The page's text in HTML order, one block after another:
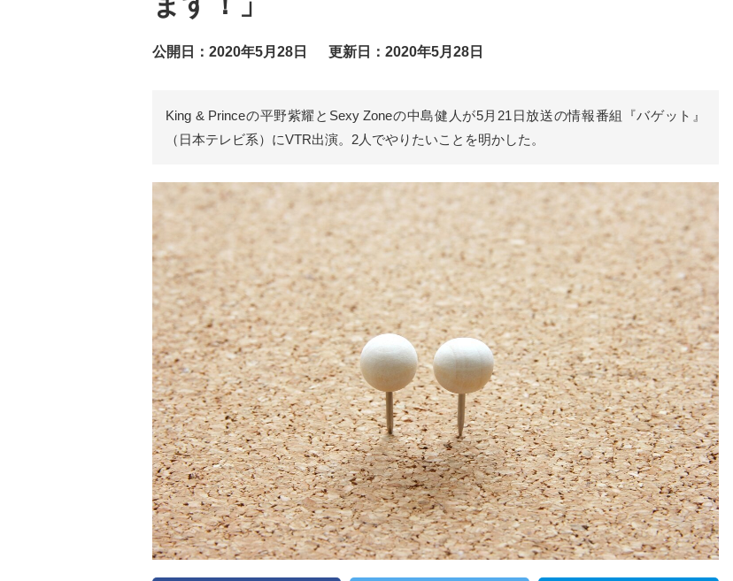
公開日：2020年5月28日 更新日：2020年5月28日
King & Princeの平野紫耀とSexy Zoneの中島健人が5月21日放送の情報番組『バゲット』
（日本テレビ系）にVTR出演。2人でやりたいことを明かした。
記事
記事
記事